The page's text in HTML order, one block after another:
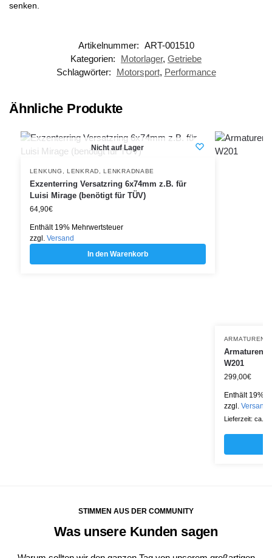
senken.
Artikelnummer: ART-001510
Kategorien:
Motorlager, Getriebe
Schlagwörter:
Motorsport, Performance
Ähnliche Produkte
Nicht auf Lager
LENKUNG ,LENKRAD ,LENKRADNABE
Exzenterring Versatzring 6x74mm z.B. für
Luisi Mirage (benötigt für TÜV)
64,90€
Enthält 19% Mehrwertsteuer
zzgl. Versand
In den Warenkorb
W201
299,00€
Enthält 19%
zzgl. Versand
Lieferzeit: ca.
STIMMEN AUS DER COMMUNITY
Was unsere Kunden sagen